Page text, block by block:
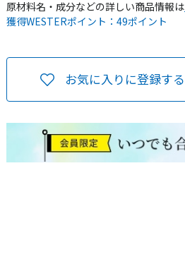
獲得WESTERポイント： 49ポイント
お気に入りに登録する
原材料名・成分などの詳しい商品情報は